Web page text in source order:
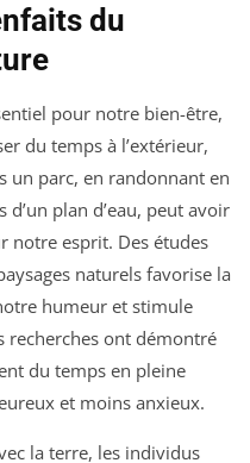
du
pour notre bien-être,
du temps à l’extérieur,
un parc, en randonnant en
d’un plan d’eau, peut avoir
notre esprit. Des études
naturels favorise la
humeur et stimule
recherches ont démontré
du temps en pleine
et moins anxieux.
la terre, les individus